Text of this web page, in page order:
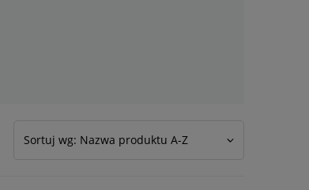
Sortuj wg: Nazwa produktu A-Z